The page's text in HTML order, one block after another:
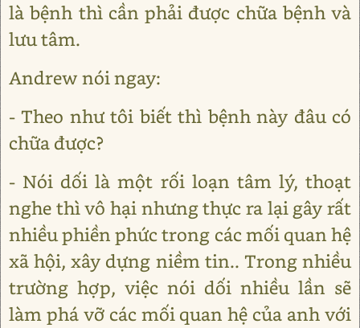
là bệnh thì cần phải được chữa bệnh và
lưu tâm.
Andrew nói ngay:
- Theo như tôi biết thì bệnh này đâu có
chữa được?
- Nói dối là một rối loạn tâm lý, thoạt
nghe thì vô hại nhưng thực ra lại gây rất
nhiều phiền phức trong các mối quan hệ
xã hội, xây dựng niềm tin.. Trong nhiều
trường hợp, việc nói dối nhiều lần sẽ
làm phá vỡ các mối quan hệ của anh với